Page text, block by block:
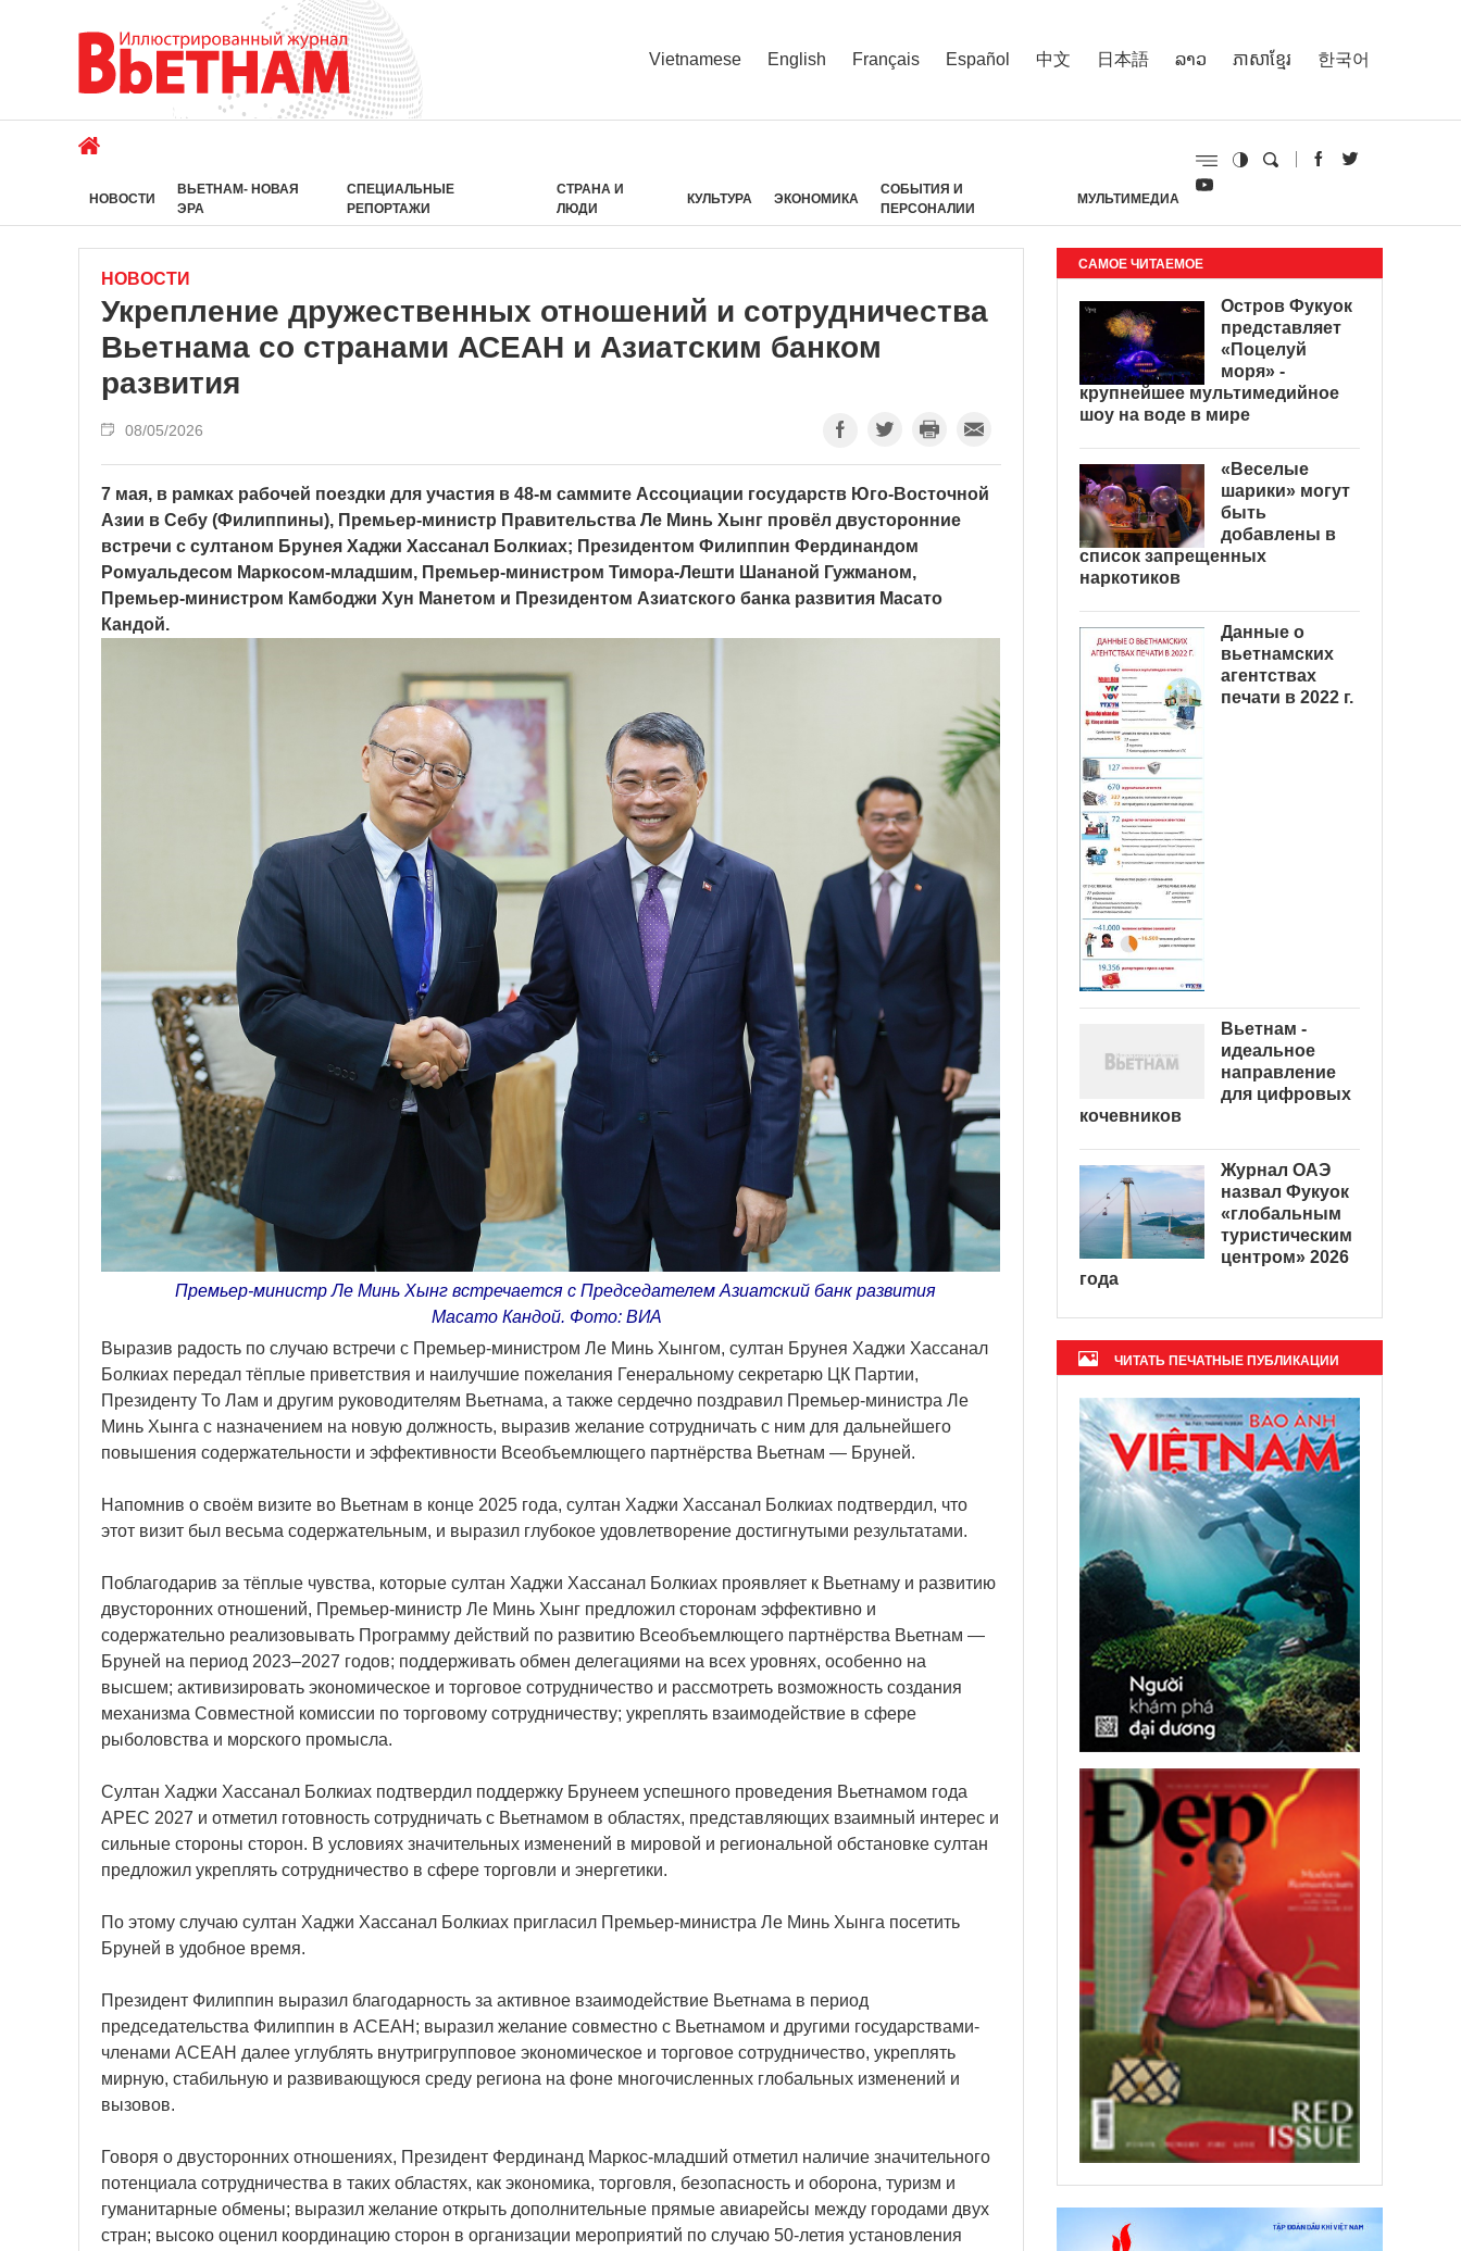
Vietnamese English Français Español 中文 日本語 ລາວ ភាសាខ្មែរ 한국어
НОВОСТИ
ВЬЕТНАМ- НОВАЯ
ЭРА
СПЕЦИАЛЬНЫЕ
РЕПОРТАЖИ
СТРАНА И
ЛЮДИ
КУЛЬТУРА ЭКОНОМИКА
СОБЫТИЯ И
ПЕРСОНАЛИИ
МУЛЬТИМЕДИА
НОВОСТИ
Укрепление дружественных отношений и сотрудничества
Вьетнама со странами АСЕАН и Азиатским банком
развития
08/05/2026
7 мая, в рамках рабочей поездки для участия в 48-м саммите Ассоциации государств Юго-Восточной
Азии в Себу (Филиппины), Премьер-министр Правительства Ле Минь Хынг провёл двусторонние
встречи с султаном Брунея Хаджи Хассанал Болкиах; Президентом Филиппин Фердинандом
Ромуальдесом Маркосом-младшим, Премьер-министром Тимора-Лешти Шананой Гужманом,
Премьер-министром Камбоджи Хун Манетом и Президентом Азиатского банка развития Масато
Кандой.
Премьер-министр Ле Минь Хынг встречается с Председателем Азиатский банк развития
Масато Кандой. Фото: ВИА
Выразив радость по случаю встречи с Премьер-министром Ле Минь Хынгом, султан Брунея Хаджи Хассанал
Болкиах передал тёплые приветствия и наилучшие пожелания Генеральному секретарю ЦК Партии,
Президенту То Лам и другим руководителям Вьетнама, а также сердечно поздравил Премьер-министра Ле
Минь Хынга с назначением на новую должность, выразив желание сотрудничать с ним для дальнейшего
повышения содержательности и эффективности Всеобъемлющего партнёрства Вьетнам — Бруней.
Напомнив о своём визите во Вьетнам в конце 2025 года, султан Хаджи Хассанал Болкиах подтвердил, что
этот визит был весьма содержательным, и выразил глубокое удовлетворение достигнутыми результатами.
Поблагодарив за тёплые чувства, которые султан Хаджи Хассанал Болкиах проявляет к Вьетнаму и развитию
двусторонних отношений, Премьер-министр Ле Минь Хынг предложил сторонам эффективно и
содержательно реализовывать Программу действий по развитию Всеобъемлющего партнёрства Вьетнам —
Бруней на период 2023–2027 годов; поддерживать обмен делегациями на всех уровнях, особенно на
высшем; активизировать экономическое и торговое сотрудничество и рассмотреть возможность создания
механизма Совместной комиссии по торговому сотрудничеству; укреплять взаимодействие в сфере
рыболовства и морского промысла.
Султан Хаджи Хассанал Болкиах подтвердил поддержку Брунеем успешного проведения Вьетнамом года
APEC 2027 и отметил готовность сотрудничать с Вьетнамом в областях, представляющих взаимный интерес и
сильные стороны сторон. В условиях значительных изменений в мировой и региональной обстановке султан
предложил укреплять сотрудничество в сфере торговли и энергетики.
По этому случаю султан Хаджи Хассанал Болкиах пригласил Премьер-министра Ле Минь Хынга посетить
Бруней в удобное время.
Президент Филиппин выразил благодарность за активное взаимодействие Вьетнама в период
председательства Филиппин в АСЕАН; выразил желание совместно с Вьетнамом и другими государствами-
членами АСЕАН далее углублять внутригрупповое экономическое и торговое сотрудничество, укреплять
мирную, стабильную и развивающуюся среду региона на фоне многочисленных глобальных изменений и
вызовов.
Говоря о двусторонних отношениях, Президент Фердинанд Маркос-младший отметил наличие значительного
потенциала сотрудничества в таких областях, как экономика, торговля, безопасность и оборона, туризм и
гуманитарные обмены; выразил желание открыть дополнительные прямые авиарейсы между городами двух
стран; высоко оценил координацию сторон в организации мероприятий по случаю 50-летия установления
САМОЕ ЧИТАЕМОЕ
Остров Фукуок
представляет
«Поцелуй
моря» -
крупнейшее мультимедийное
шоу на воде в мире
«Веселые
шарики» могут
быть
добавлены в
список запрещенных
наркотиков
Данные о
вьетнамских
агентствах
печати в 2022 г.
Вьетнам -
идеальное
направление
для цифровых
кочевников
Журнал ОАЭ
назвал Фукуок
«глобальным
туристическим
центром» 2026
года
ЧИТАТЬ ПЕЧАТНЫЕ ПУБЛИКАЦИИ